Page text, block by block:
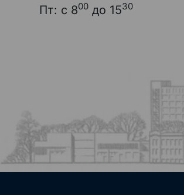
Пт: с 800 до 1530